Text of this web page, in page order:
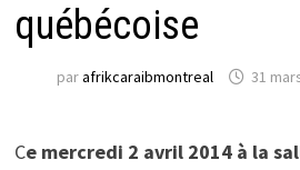
québécoise
parafrikcaraibmontreal 31
Ce mercredi 2 avril 2014 à la